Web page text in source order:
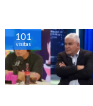
101
visitas